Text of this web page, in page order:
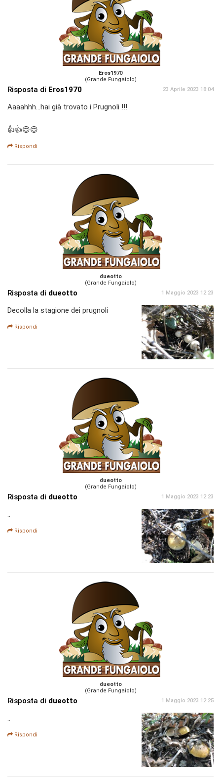
Eros1970
(Grande Fungaiolo)
Risposta di Eros1970 23 Aprile 2023 18:04
Aaaahhh...hai già trovato i Prugnoli !!!
👍👍😍😍
Rispondi
dueotto
(Grande Fungaiolo)
Risposta di dueotto 1 Maggio 2023 12:23
Decolla la stagione dei prugnoli
Rispondi
dueotto
(Grande Fungaiolo)
Risposta di dueotto 1 Maggio 2023 12:23
..
Rispondi
dueotto
(Grande Fungaiolo)
Risposta di dueotto 1 Maggio 2023 12:25
..
Rispondi